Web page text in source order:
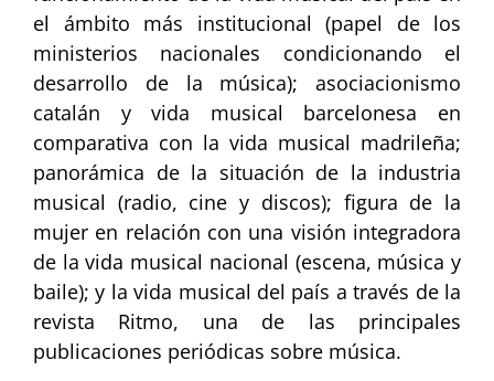
el ámbito más institucional (papel de los
ministerios nacionales condicionando el
desarrollo de la música); asociacionismo
catalán y vida musical barcelonesa en
comparativa con la vida musical madrileña;
panorámica de la situación de la industria
musical (radio, cine y discos); figura de la
mujer en relación con una visión integradora
de la vida musical nacional (escena, música y
baile); y la vida musical del país a través de la
revista Ritmo, una de las principales
publicaciones periódicas sobre música.